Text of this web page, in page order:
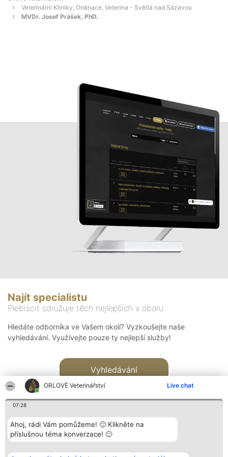
ORLOVÉ Veterinářství Live chat
07:28
Ahoj, rádi Vám pomůžeme! 🙂 Klikněte na
příslušnou téma konverzace! 🙂
Veterinární Kliniky, Ordinace, Veterina - Světlá nad Sázavou
MVDr. Josef Prášek, PhD.
Najít specialistu
Plebiscit sdružuje těch nejlepších v oboru
Hledáte odborníka ve Vašem okolí? Vyzkoušejte naše
vyhledávání. Využívejte pouze ty nejlepší služby!
Vyhledávání
Bright Side Solutions sp. z o.
Vítězové
Kontakt